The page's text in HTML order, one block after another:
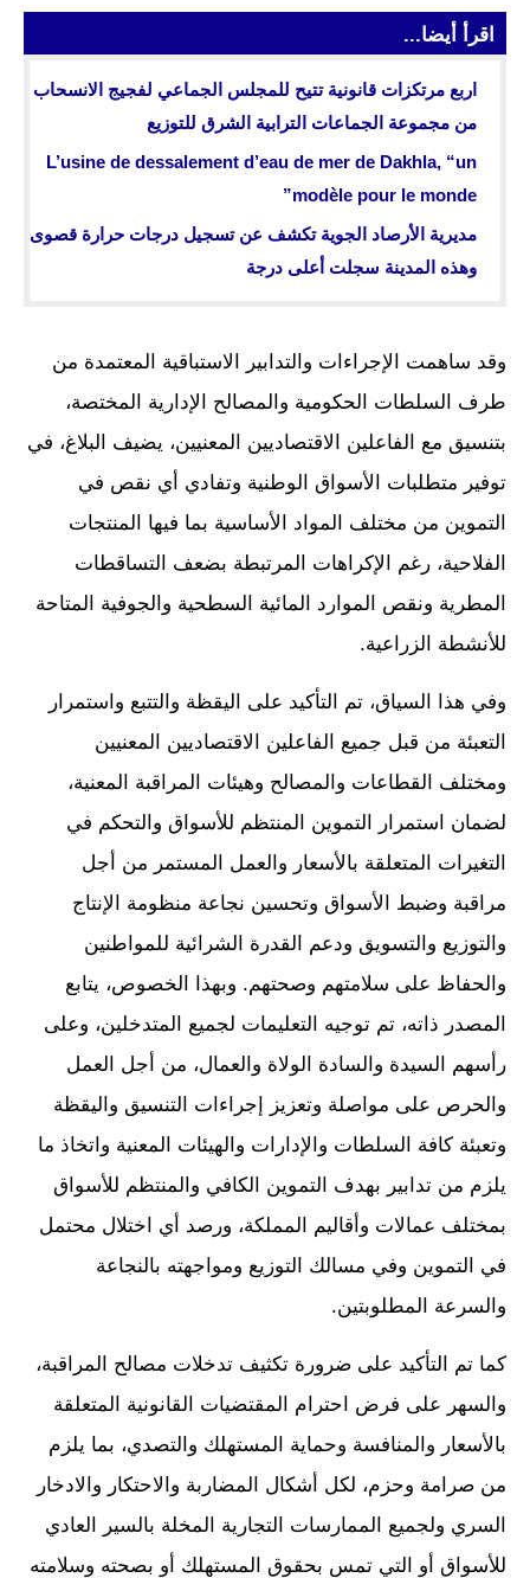
اقرأ أيضا...
اربع مرتكزات قانونية تتيح للمجلس الجماعي لفجيج الانسحاب
من مجموعة الجماعات الترابية الشرق للتوزيع
L’usine de dessalement d’eau de mer de Dakhla, “un
modèle pour le monde”
مديرية الأرصاد الجوية تكشف عن تسجيل درجات حرارة قصوى
وهذه المدينة سجلت أعلى درجة
وقد ساهمت الإجراءات والتدابير الاستباقية المعتمدة من
طرف السلطات الحكومية والمصالح الإدارية المختصة،
بتنسيق مع الفاعلين الاقتصاديين المعنيين، يضيف البلاغ، في
توفير متطلبات الأسواق الوطنية وتفادي أي نقص في
التموين من مختلف المواد الأساسية بما فيها المنتجات
الفلاحية، رغم الإكراهات المرتبطة بضعف التساقطات
المطرية ونقص الموارد المائية السطحية والجوفية المتاحة
للأنشطة الزراعية.
وفي هذا السياق، تم التأكيد على اليقظة والتتبع واستمرار
التعبئة من قبل جميع الفاعلين الاقتصاديين المعنيين
ومختلف القطاعات والمصالح وهيئات المراقبة المعنية،
لضمان استمرار التموين المنتظم للأسواق والتحكم في
التغيرات المتعلقة بالأسعار والعمل المستمر من أجل
مراقبة وضبط الأسواق وتحسين نجاعة منظومة الإنتاج
والتوزيع والتسويق ودعم القدرة الشرائية للمواطنين
والحفاظ على سلامتهم وصحتهم. وبهذا الخصوص، يتابع
المصدر ذاته، تم توجيه التعليمات لجميع المتدخلين، وعلى
رأسهم السيدة والسادة الولاة والعمال، من أجل العمل
والحرص على مواصلة وتعزيز إجراءات التنسيق واليقظة
وتعبئة كافة السلطات والإدارات والهيئات المعنية واتخاذ ما
يلزم من تدابير بهدف التموين الكافي والمنتظم للأسواق
بمختلف عمالات وأقاليم المملكة، ورصد أي اختلال محتمل
في التموين وفي مسالك التوزيع ومواجهته بالنجاعة
والسرعة المطلوبتين.
كما تم التأكيد على ضرورة تكثيف تدخلات مصالح المراقبة،
والسهر على فرض احترام المقتضيات القانونية المتعلقة
بالأسعار والمنافسة وحماية المستهلك والتصدي، بما يلزم
من صرامة وحزم، لكل أشكال المضاربة والاحتكار والادخار
السري ولجميع الممارسات التجارية المخلة بالسير العادي
للأسواق أو التي تمس بحقوق المستهلك أو بصحته وسلامته